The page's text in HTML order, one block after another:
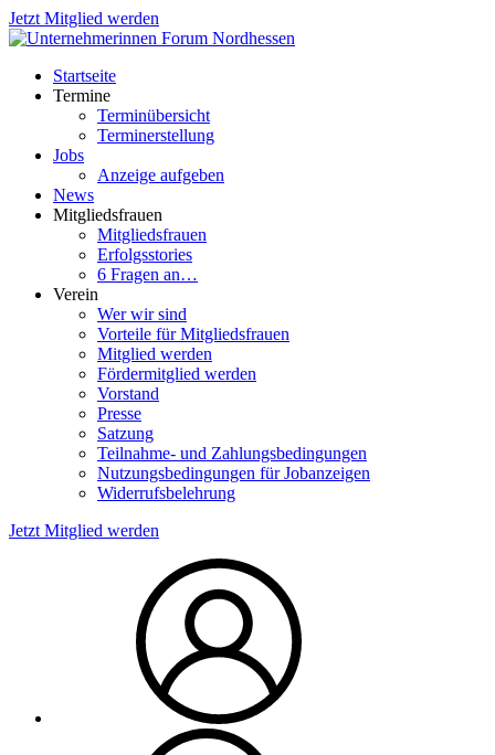
Jetzt Mitglied werden
Startseite
Termine
Terminübersicht
Terminerstellung
Jobs
Anzeige aufgeben
News
Mitgliedsfrauen
Mitgliedsfrauen
Erfolgsstories
6 Fragen an…
Verein
Wer wir sind
Vorteile für Mitgliedsfrauen
Mitglied werden
Fördermitglied werden
Vorstand
Presse
Satzung
Teilnahme- und Zahlungsbedingungen
Nutzungsbedingungen für Jobanzeigen
Widerrufsbelehrung
Jetzt Mitglied werden